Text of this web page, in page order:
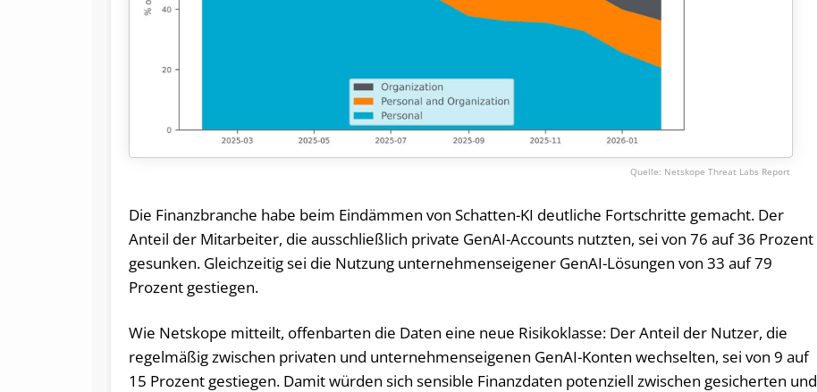
Netskope Threat Labs Report
Die Finanzbranche habe beim Eindämmen von Schatten-KI deutliche Fortschritte gemacht. Der
Anteil der Mitarbeiter, die ausschließlich private GenAI-Accounts nutzten, sei von 76 auf 36 Prozent
gesunken. Gleichzeitig sei die Nutzung unternehmenseigener GenAI-Lösungen von 33 auf 79
Prozent gestiegen.
Wie Netskope mitteilt, offenbarten die Daten eine neue Risikoklasse: Der Anteil der Nutzer, die
regelmäßig zwischen privaten und unternehmenseigenen GenAI-Konten wechselten, sei von 9 auf
15 Prozent gestiegen. Damit würden sich sensible Finanzdaten potenziell zwischen gesicherten und